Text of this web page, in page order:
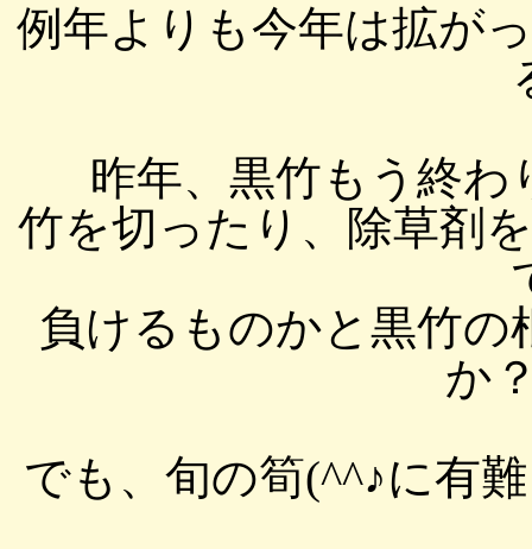
例年よりも今年は拡が
昨年、黒竹もう終
竹を切ったり、除草剤
負けるものかと黒竹
か
でも、旬の筍(^^♪に有